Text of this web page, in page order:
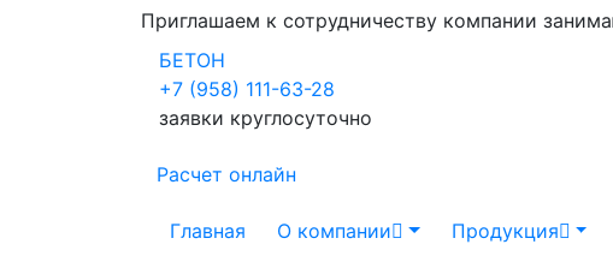
Приглашаем к сотрудничеству компании
БЕТОН
+7 (958) 111-63-28
заявки круглосуточно
Расчет онлайн
Главная О компании Продукция